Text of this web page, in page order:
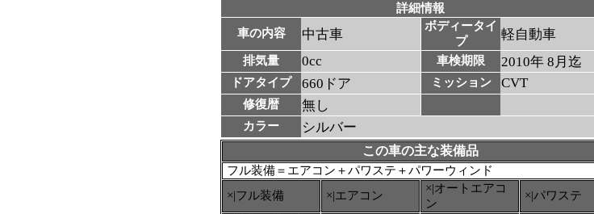
詳細情報
車の内容
中古車
ボディータイ
プ
軽自動車
排気量 0cc 車検期限 2010年 8月迄
ドアタイプ 660ドア ミッション CVT
修復暦 無し
カラー シルバー
この車の主な装備品
フル装備＝エアコン＋パワステ＋パワーウィンド
×|フル装備
×|エアコン
×|オートエアコ
ン
×|パワステ